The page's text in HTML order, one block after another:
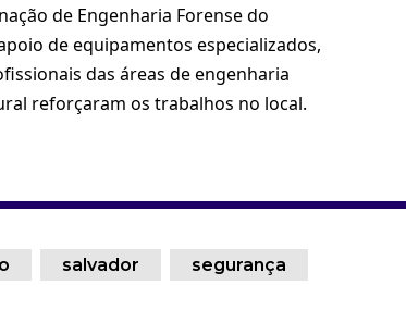
de Engenharia Forense do
de equipamentos especializados,
das áreas de engenharia
reforçaram os trabalhos no local.
salvador segurança